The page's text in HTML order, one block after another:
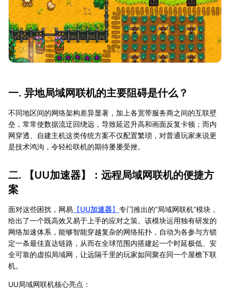
一. 异地局域网联机的主要阻碍是什么？
不同地区间的网络架构差异显著，加上各宽带服务商之间的互联壁
垒，常常使数据流迂回绕远，导致延迟升高和画面反复卡顿；而内
网穿透、自建主机这类传统方案不仅配置繁琐，对普通玩家来说更
是技术鸿沟，令轻松联机的期待屡屡受挫。
二. 【UU加速器】：远程局域网联机的便捷方
案
面对这些困扰，网易 【UU加速器】 专门推出的“局域网联机”模块，
给出了一个既高效又易于上手的应对之策。该模块运用独有研发的
网络加速体系，能够智能穿越复杂的网络拓扑，自动为各参与方锁
定一条最佳直达链路，从而在全球范围内搭建起一个时延极低、安
全可靠的虚拟局域网，让远隔千里的玩家如同聚在同一个屋檐下联
机。
UU局域网联机核心亮点：